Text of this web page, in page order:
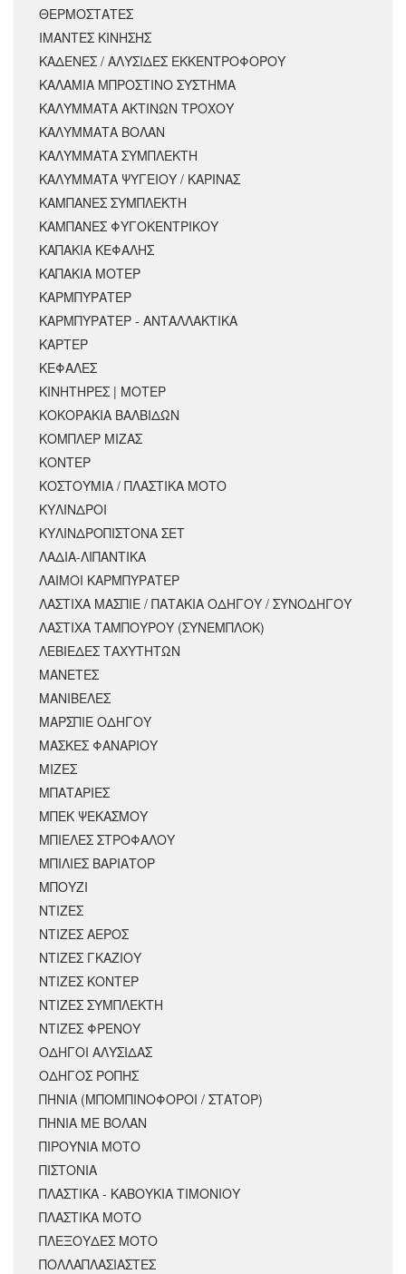
ΘΕΡΜΟΣΤΑΤΕΣ
ΙΜΑΝΤΕΣ ΚΙΝΗΣΗΣ
ΚΑΔΕΝΕΣ / ΑΛΥΣΙΔΕΣ ΕΚΚΕΝΤΡΟΦΟΡΟΥ
ΚΑΛΑΜΙΑ ΜΠΡΟΣΤΙΝΟ ΣΥΣΤΗΜΑ
ΚΑΛΥΜΜΑΤΑ ΑΚΤΙΝΩΝ ΤΡΟΧΟΥ
ΚΑΛΥΜΜΑΤΑ ΒΟΛΑΝ
ΚΑΛΥΜΜΑΤΑ ΣΥΜΠΛΕΚΤΗ
ΚΑΛΥΜΜΑΤΑ ΨΥΓΕΙΟΥ / ΚΑΡΙΝΑΣ
ΚΑΜΠΑΝΕΣ ΣΥΜΠΛΕΚΤΗ
ΚΑΜΠΑΝΕΣ ΦΥΓΟΚΕΝΤΡΙΚΟΥ
ΚΑΠΑΚΙΑ ΚΕΦΑΛΗΣ
ΚΑΠΑΚΙΑ ΜΟΤΕΡ
ΚΑΡΜΠΥΡΑΤΕΡ
ΚΑΡΜΠΥΡΑΤΕΡ - ΑΝΤΑΛΛΑΚΤΙΚΑ
ΚΑΡΤΕΡ
ΚΕΦΑΛΕΣ
ΚΙΝΗΤΗΡΕΣ | ΜΟΤΕΡ
ΚΟΚΟΡΑΚΙΑ ΒΑΛΒΙΔΩΝ
ΚΟΜΠΛΕΡ ΜΙΖΑΣ
ΚΟΝΤΕΡ
ΚΟΣΤΟΥΜΙΑ / ΠΛΑΣΤΙΚΑ ΜΟΤΟ
ΚΥΛΙΝΔΡΟΙ
ΚΥΛΙΝΔΡΟΠΙΣΤΟΝΑ ΣΕΤ
ΛΑΔΙΑ-ΛΙΠΑΝΤΙΚΑ
ΛΑΙΜΟΙ ΚΑΡΜΠΥΡΑΤΕΡ
ΛΑΣΤΙΧΑ ΜΑΣΠΙΕ / ΠΑΤΑΚΙΑ ΟΔΗΓΟΥ / ΣΥΝΟΔΗΓΟΥ
ΛΑΣΤΙΧΑ ΤΑΜΠΟΥΡΟΥ (ΣΥΝΕΜΠΛΟΚ)
ΛΕΒΙΕΔΕΣ ΤΑΧΥΤΗΤΩΝ
ΜΑΝΕΤΕΣ
ΜΑΝΙΒΕΛΕΣ
ΜΑΡΣΠΙΕ ΟΔΗΓΟΥ
ΜΑΣΚΕΣ ΦΑΝΑΡΙΟΥ
ΜΙΖΕΣ
ΜΠΑΤΑΡΙΕΣ
ΜΠΕΚ ΨΕΚΑΣΜΟΥ
ΜΠΙΕΛΕΣ ΣΤΡΟΦΑΛΟΥ
ΜΠΙΛΙΕΣ ΒΑΡΙΑΤΟΡ
ΜΠΟΥΖΙ
ΝΤΙΖΕΣ
ΝΤΙΖΕΣ ΑΕΡΟΣ
ΝΤΙΖΕΣ ΓΚΑΖΙΟΥ
ΝΤΙΖΕΣ ΚΟΝΤΕΡ
ΝΤΙΖΕΣ ΣΥΜΠΛΕΚΤΗ
ΝΤΙΖΕΣ ΦΡΕΝΟΥ
ΟΔΗΓΟΙ ΑΛΥΣΙΔΑΣ
ΟΔΗΓΟΣ ΡΟΠΗΣ
ΠΗΝΙΑ (ΜΠΟΜΠΙΝΟΦΟΡΟΙ / ΣΤΑΤΟΡ)
ΠΗΝΙΑ ΜΕ ΒΟΛΑΝ
ΠΙΡΟΥΝΙΑ ΜΟΤΟ
ΠΙΣΤΟΝΙΑ
ΠΛΑΣΤΙΚΑ - ΚΑΒΟΥΚΙΑ ΤΙΜΟΝΙΟΥ
ΠΛΑΣΤΙΚΑ ΜΟΤΟ
ΠΛΕΞΟΥΔΕΣ ΜΟΤΟ
ΠΟΛΛΑΠΛΑΣΙΑΣΤΕΣ